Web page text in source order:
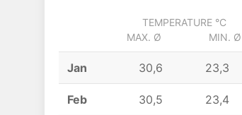
TEMPERATURE °C
MAX. Ø
MIN. Ø
Jan 30,6 23,3
Feb 30,5 23,4